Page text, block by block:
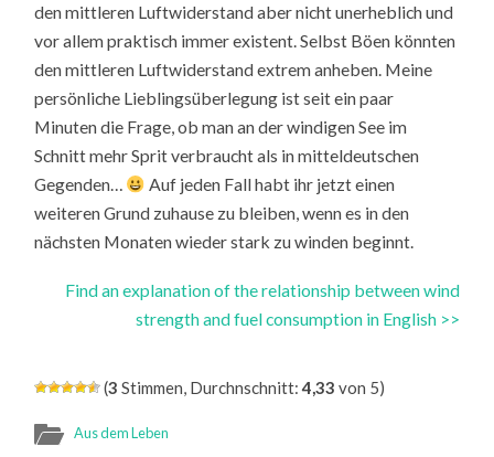
den mittleren Luftwiderstand aber nicht unerheblich und
vor allem praktisch immer existent. Selbst Böen könnten
den mittleren Luftwiderstand extrem anheben. Meine
persönliche Lieblingsüberlegung ist seit ein paar
Minuten die Frage, ob man an der windigen See im
Schnitt mehr Sprit verbraucht als in mitteldeutschen
Gegenden…
Auf jeden Fall habt ihr jetzt einen
weiteren Grund zuhause zu bleiben, wenn es in den
nächsten Monaten wieder stark zu winden beginnt.
Find an explanation of the relationship between wind
strength and fuel consumption in English >>
(3 Stimmen, Durchnschnitt:4,33 von 5)
Aus dem Leben